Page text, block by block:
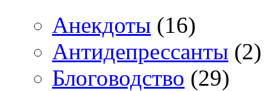
Анекдоты (16)
Антидепрессанты (2)
Блоговодство (29)